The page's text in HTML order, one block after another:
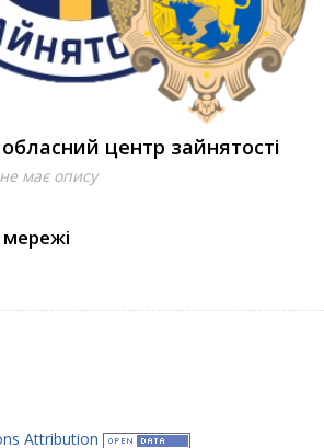
центр зайнятості
має опису
мережі
Attribution